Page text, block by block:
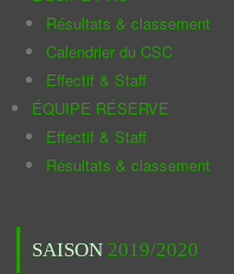
Résultats & classement
Calendrier du CSC
Effectif & Staff
ÉQUIPE RÉSERVE
Effectif & Staff
Résultats & classement
SAISON 2019/2020